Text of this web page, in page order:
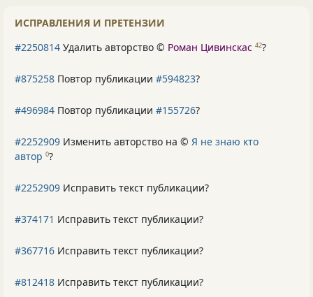
ИСПРАВЛЕНИЯ И ПРЕТЕНЗИИ
#2250814 Удалить авторство © Роман Цивинскас 42?
#875258 Повтор публикации #594823?
#496984 Повтор публикации #155726?
#2252909 Изменить авторство на © Я не знаю кто
автор 0?
#2252909 Исправить текст публикации?
#374171 Исправить текст публикации?
#367716 Исправить текст публикации?
#812418 Исправить текст публикации?